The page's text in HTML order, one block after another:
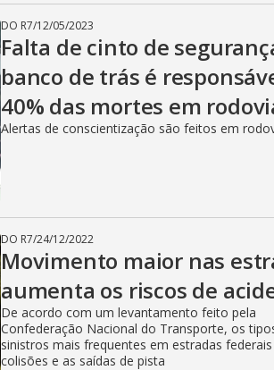
DO R7/12/05/2023
Falta de cinto de
banco de trás é
40% das mortes em
Alertas de conscientização são feitos em
DO R7/24/12/2022
Movimento maior nas
aumenta os riscos de
De acordo com um levantamento feito pela
Confederação Nacional do Transporte, os
sinistros mais frequentes em estradas
colisões e as saídas de pista